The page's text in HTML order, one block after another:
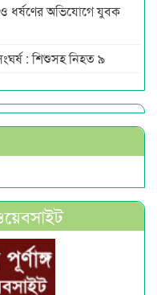
ধর্ষণের অভিযোগে যুবক
: শিশুসহ নিহত ৯